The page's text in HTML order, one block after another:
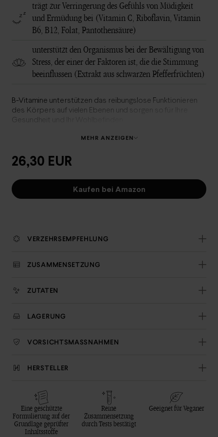
trägt zur Verringerung des Gefühls von Müdigkeit
und Ermüdung bei (Vitamin C, Riboflavin, Vitamin
B6, B12, Folat, Pantothensäure)
unterstützt den Organismus bei der Bewältigung von
Stress, der einer der Faktoren ist, die die Stimmung
beeinflussen (Extrakt aus schwarzen Pfefferfrüchten)
B-Vitamine unterstützen das reibungslose Funktionieren
des Körpers auf vielen Ebenen und sorgen so für Ihre
Gesundheit und Ihr Wohlbefinden.
MEHR ANZEIGEN
26,30 EUR
Kaufen bei Amazon
VERZEHRSEMPFEHLUNG
ZUSAMMENSETZUNG
ZUTATEN
LAGERUNG
VORSICHTSMASSNAHMEN
HERSTELLER
Eine geschützte
Formulierung auf der
Grundlage geprüfter
Inhaltsstoffe
Reine
Zusammensetzung
durch Tests bestätigt
Geeignet für Veganer